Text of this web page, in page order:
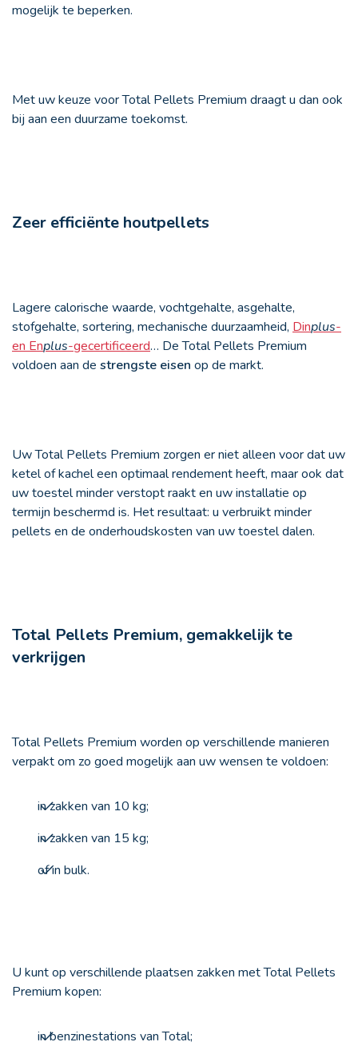
mogelijk te beperken.
Met uw keuze voor Total Pellets Premium draagt u dan ook
bij aan een duurzame toekomst.
Zeer efficiënte houtpellets
Lagere calorische waarde, vochtgehalte, asgehalte,
stofgehalte, sortering, mechanische duurzaamheid, Dinplus-
en Enplus-gecertificeerd… De Total Pellets Premium
voldoen aan de strengste eisen op de markt.
Uw Total Pellets Premium zorgen er niet alleen voor dat uw
ketel of kachel een optimaal rendement heeft, maar ook dat
uw toestel minder verstopt raakt en uw installatie op
termijn beschermd is. Het resultaat: u verbruikt minder
pellets en de onderhoudskosten van uw toestel dalen.
Total Pellets Premium, gemakkelijk te
verkrijgen
Total Pellets Premium worden op verschillende manieren
verpakt om zo goed mogelijk aan uw wensen te voldoen:
in zakken van 10 kg;
in zakken van 15 kg;
of in bulk.
U kunt op verschillende plaatsen zakken met Total Pellets
Premium kopen:
in benzinestations van Total;